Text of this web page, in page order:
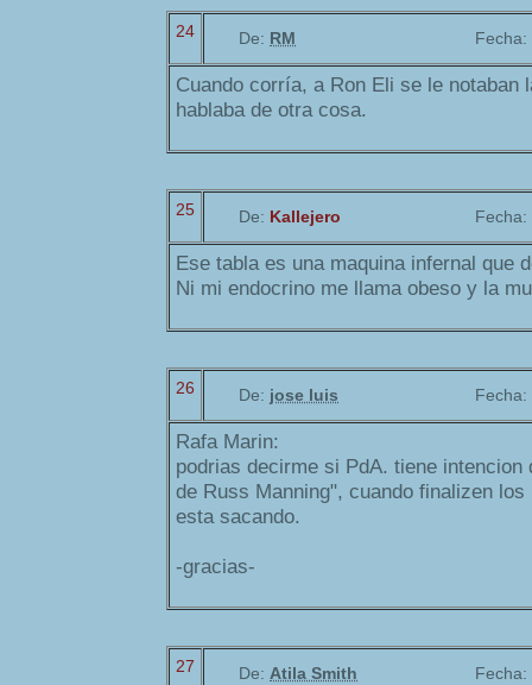
24 De: RM Fecha:
Cuando corría, a Ron Eli se le notaban
hablaba de otra cosa.
25 De: Kallejero Fecha:
Ese tabla es una maquina infernal que
Ni mi endocrino me llama obeso y la
26 De: jose luis Fecha:
Rafa Marin:
podrias decirme si PdA. tiene intencion
de Russ Manning", cuando finalizen los
esta sacando.
-gracias-
27 De: Atila Smith Fecha: